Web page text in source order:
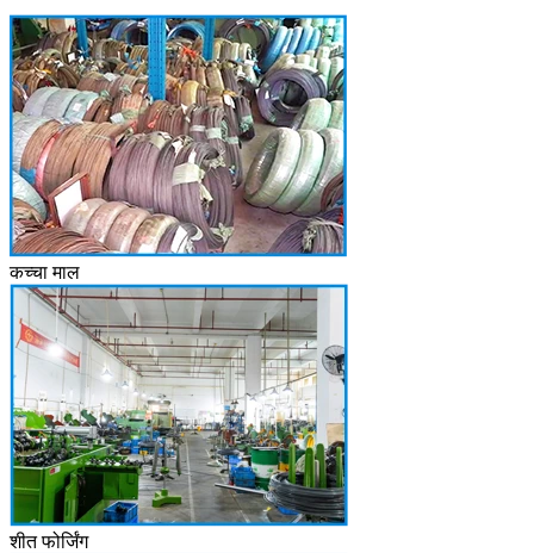
कच्चा माल
शीत फोर्जिंग